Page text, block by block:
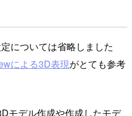
については省略しました
による3D表現がとても参考
モデル作成や作成したモデ